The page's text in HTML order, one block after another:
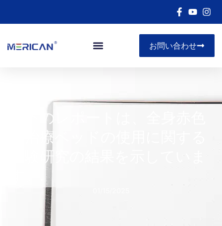
お問い合わせ
以下のレポートは、全身赤色
光治療ベッドの使用に関する
実験研究の結果を示していま